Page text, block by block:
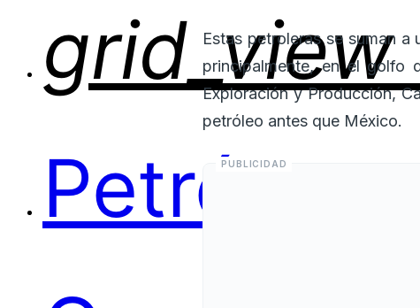
grid_view
Petróleo
Estas petroleras se suman
principalmente, en el golfo
Exploración y Producción,
petróleo antes que México.